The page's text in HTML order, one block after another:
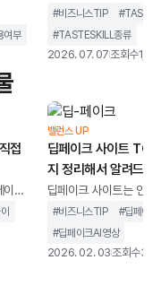
다.
입
데
초
성능
, 같
적
떻
여부
습니다. 지식이 보편화
전보다 빠르게 처리할
한 패턴과 디자인으로
이 등장했습니다.바로
재된 추론 능력과 디자
뻔하지 않게 수정합니
엇인지, 기존 AI 도구들
#비즈니스TIP #
#TASTESKILL종류
2026. 07. 07조회수
접
전
단순
업
.기
밸런스 UP
딥페이크 사이트
지 정리해서 알려드립
딥페이크 사이트는 인
굴이나 음성을 합성하
생성할 수 있는 웹 기반
니다.과거에는 전문 장
#비즈니스TIP #딥페이
#딥페이크AI영상
2026. 02. 03조회수